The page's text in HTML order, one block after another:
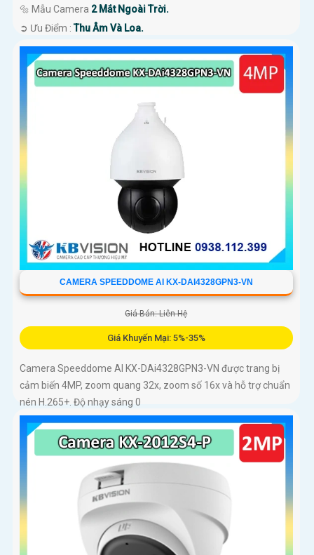
🔩 Mẫu Camera 2 Mắt Ngoài Trời.
️➲ Ưu Điểm :Thu Âm Và Loa.
CAMERA SPEEDDOME AI KX-DAI4328GPN3-VN
Giá Bán: Liên Hệ
Giá Khuyến Mại: 5%-35%
Camera Speeddome AI KX-DAi4328GPN3-VN được trang bị
cảm biến 4MP, zoom quang 32x, zoom số 16x và hỗ trợ chuẩn
nén H.265+. Độ nhạy sáng 0